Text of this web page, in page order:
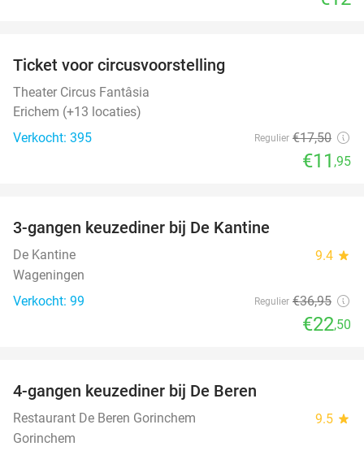
Ticket voor circusvoorstelling
Theater Circus Fantâsia
Erichem (+13 locaties)
Verkocht: 395
Regulier €17,50
€11 ,95
3-gangen keuzediner bij De Kantine
De Kantine 9.4 star
Wageningen
Verkocht: 99
Regulier €36,95
€22,50
4-gangen keuzediner bij De Beren
Restaurant De Beren Gorinchem 9.5 star
Gorinchem